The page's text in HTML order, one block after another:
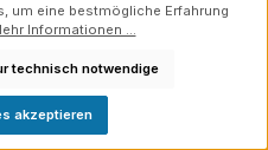
Preis:
€
Versandkosten
um eine bestmögliche Erfahrung
Informationen ...
technisch notwendige
akzeptieren